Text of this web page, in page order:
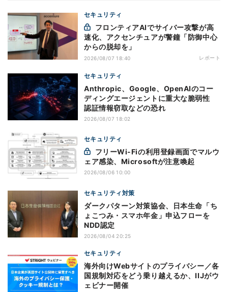
セキュリティ
速化、アクセンチュアが警鐘「防御中心
からの脱却を」
2026/08/07 18:40 レポート
セキュリティ
Anthropic、Google、OpenAIのコー
ディングエージェントに重大な脆弱性
認証情報窃取などの恐れ
2026/08/07 18:02
セキュリティ
ェア感染、Microsoftが注意喚起
2026/08/06 10:00
セキュリティ対策
ダークパターン対策協会、日本生命「ち
ょこつみ・スマホ年金」申込フローを
NDD認定
2026/08/04 20:25
セキュリティ
海外向けWebサイトのプライバシー／各
国規制対応をどう乗り越えるか、IIJがウ
ェビナー開催